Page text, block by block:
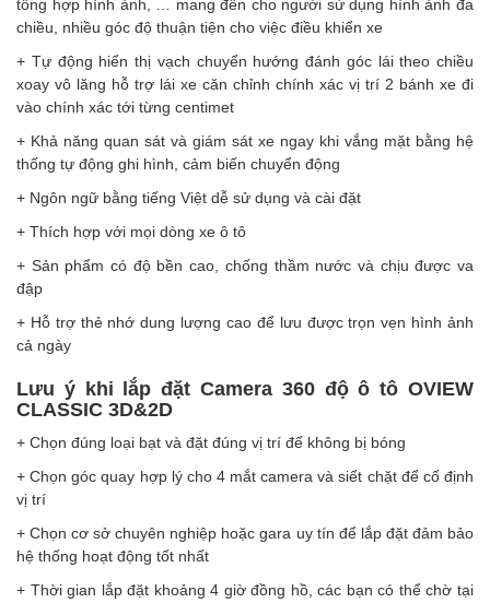
tổng hợp hình ảnh, … mang đến cho người sử dụng hình ảnh đa
chiều, nhiều góc độ thuận tiện cho việc điều khiển xe
+ Tự động hiển thị vạch chuyển hướng đánh góc lái theo chiều
xoay vô lăng hỗ trợ lái xe căn chỉnh chính xác vị trí 2 bánh xe đi
vào chính xác tới từng centimet
+ Khả năng quan sát và giám sát xe ngay khi vắng mặt bằng hệ
thống tự động ghi hình, cảm biến chuyển động
+ Ngôn ngữ bằng tiếng Việt dễ sử dụng và cài đặt
+ Thích hợp với mọi dòng xe ô tô
+ Sản phẩm có độ bền cao, chống thầm nước và chịu được va
đập
+ Hỗ trợ thẻ nhớ dung lượng cao để lưu được trọn vẹn hình ảnh
cả ngày
Lưu ý khi lắp đặt Camera 360 độ ô tô OVIEW
CLASSIC 3D&2D
+ Chọn đúng loại bạt và đặt đúng vị trí để không bị bóng
+ Chọn góc quay hợp lý cho 4 mắt camera và siết chặt để cố định
vị trí
+ Chọn cơ sở chuyên nghiệp hoặc gara uy tín để lắp đặt đảm bảo
hệ thống hoạt động tốt nhất
+ Thời gian lắp đặt khoảng 4 giờ đồng hồ, các bạn có thể chờ tại